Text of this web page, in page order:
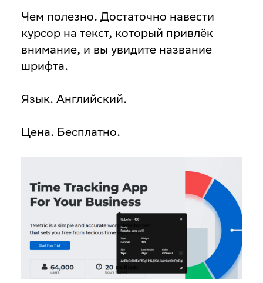
Чем полезно. Достаточно навести
курсор на текст, который привлёк
внимание, и вы увидите название
шрифта.
Язык. Английский.
Цена. Бесплатно.